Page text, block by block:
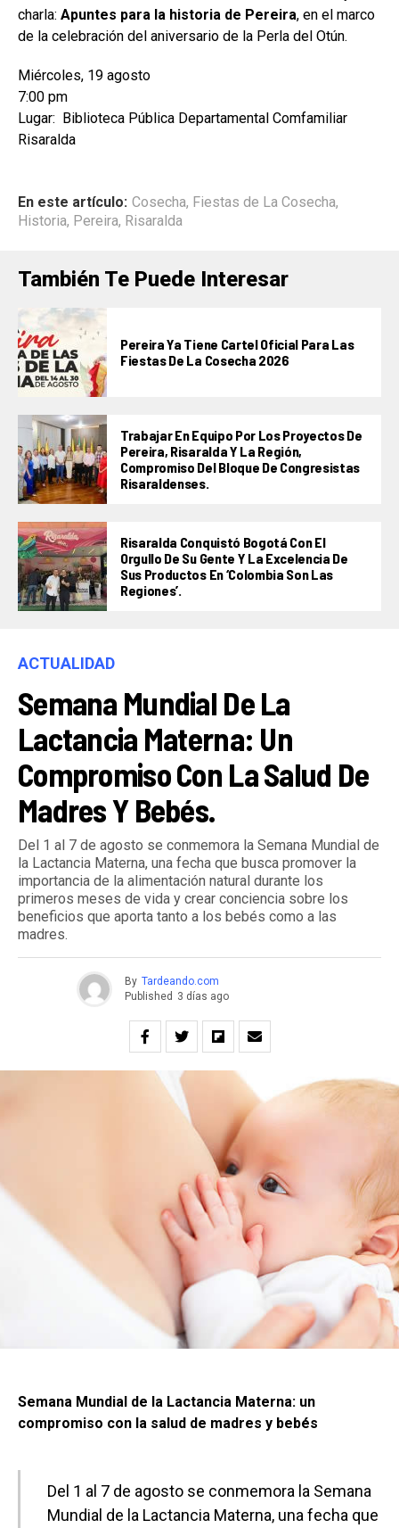
charla: Apuntes para la historia de Pereira, en el marco
de la celebración del aniversario de la Perla del Otún.
Miércoles, 19 agosto
7:00 pm
Lugar: Biblioteca Pública Departamental Comfamiliar
Risaralda
En este artículo: Cosecha, Fiestas de La Cosecha,
Historia, Pereira, Risaralda
También Te Puede Interesar
Pereira Ya Tiene Cartel Oficial Para Las
Fiestas De La Cosecha 2026
Trabajar En Equipo Por Los Proyectos De
Pereira, Risaralda Y La Región,
Compromiso Del Bloque De Congresistas
Risaraldenses.
Risaralda Conquistó Bogotá Con El
Orgullo De Su Gente Y La Excelencia De
Sus Productos En ‘Colombia Son Las
Regiones’.
ACTUALIDAD
Semana Mundial De La
Lactancia Materna: Un
Compromiso Con La Salud De
Madres Y Bebés.
Del 1 al 7 de agosto se conmemora la Semana Mundial de
la Lactancia Materna, una fecha que busca promover la
importancia de la alimentación natural durante los
primeros meses de vida y crear conciencia sobre los
beneficios que aporta tanto a los bebés como a las
madres.
By Tardeando.com
Published 3 días ago
Semana Mundial de la Lactancia Materna: un
compromiso con la salud de madres y bebés
Del 1 al 7 de agosto se conmemora la Semana
Mundial de la Lactancia Materna, una fecha que